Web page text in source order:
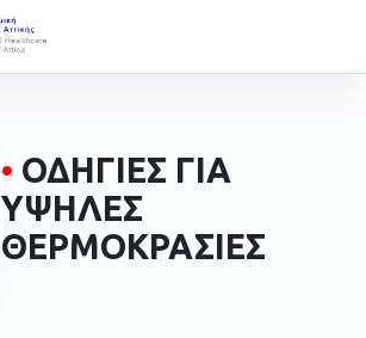
• ΟΔΗΓΙΕΣ ΓΙΑ
ΥΨΗΛΕΣ
ΘΕΡΜΟΚΡΑΣΙΕΣ